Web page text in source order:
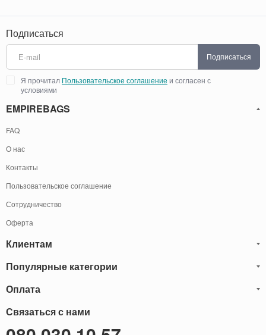
Подписаться
Подписаться
Я прочитал Пользовательское соглашение и согласен с
условиями
EMPIREBAGS
FAQ
О нас
Контакты
Пользовательское соглашение
Сотрудничество
Оферта
Клиентам
Блог
Обмен и Возврат
Популярные категории
Мужские кожаные сумки
Саквояжи
Оплата
осуществить
Связаться с нами